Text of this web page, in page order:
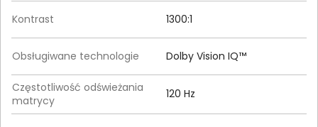
Kontrast 1300:1
Obsługiwane technologie Dolby Vision IQ™
Częstotliwość odświeżania
matrycy
120 Hz